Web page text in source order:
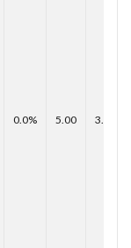
0.0% 5.00 3.47